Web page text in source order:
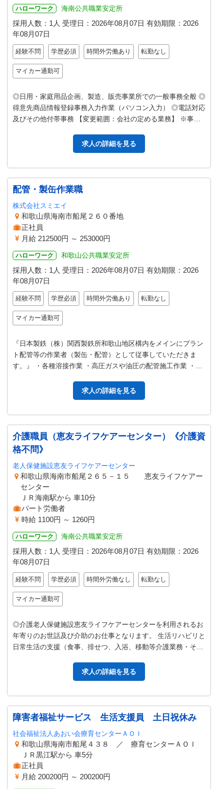
ハローワーク 海南公共職業安定所
採用人数：1人 受理日： 2026年08月07日 有効期限： 2026
年08月07日
経験不問 学歴必須 時間外労働あり 転勤なし
マイカー通勤可
◎日用・家庭用品企画、製造、販売事業所での一般事務全般 ◎
得意先商品情報登録事務入力作業（パソコン入力） ◎電話対応
及びその他付帯事務 【変更範囲：会社の定める業務】 ※事務
求人の詳細を見る
配管・製缶作業職
株式会社スミエイ
和歌山県海南市船尾２６０番地
正社員
月給 212500円 ～ 253000円
ハローワーク 和歌山公共職業安定所
採用人数：1人 受理日： 2026年08月07日 有効期限： 2026
年08月07日
経験不問 学歴必須 時間外労働あり 転勤なし
マイカー通勤可
『日本製鉄（株）関西製鉄所和歌山地区構内をメインにプラン
ト配管等の作業者（製缶・配管）として従事していただきま
す。』 ・各種溶接作業 ・高圧ガスや油圧の配管施工作業 ・製
求人の詳細を見る
介護職員（恵友ライフケアーセンター）《介護資
格不問》
老人保健施設恵友ライフケアーセンター
和歌山県海南市船尾２６５－１５ 恵友ライフケアー
センター
ＪＲ海南駅から 車10分
パート労働者
時給 1100円 ～ 1260円
ハローワーク 海南公共職業安定所
採用人数：1人 受理日： 2026年08月07日 有効期限： 2026
年08月07日
経験不問 学歴必須 時間外労働なし 転勤なし
マイカー通勤可
◎介護老人保健施設恵友ライフケアーセンターを利用されるお
年寄りのお世話及び介助のお仕事となります。 生活リハビリと
日常生活の支援（食事、排せつ、入浴、移動等介護業務・その
求人の詳細を見る
障害者福祉サービス 生活支援員 土日祝休み
社会福祉法人あおい会療育センターＡＯＩ
和歌山県海南市船尾４３８ ／ 療育センターＡＯＩ
ＪＲ黒江駅から 車5分
正社員
月給 200200円 ～ 200200円